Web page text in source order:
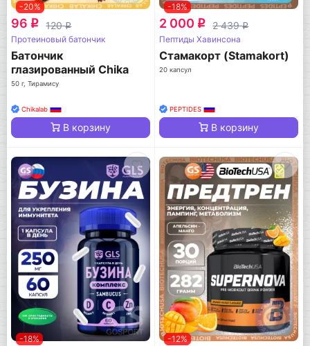
-20%
96 q 120q
Протеиновый батончик
Батончик
глазированный Chika
nuga
50 г, Тирамису
Chikalab
В корзину
-18%
2 000 q 2 439q
Пептиды Хавинсона
Стамакорт (Stamakort)
20 капсул
PEPTIDES
В корзину
-18% -12%